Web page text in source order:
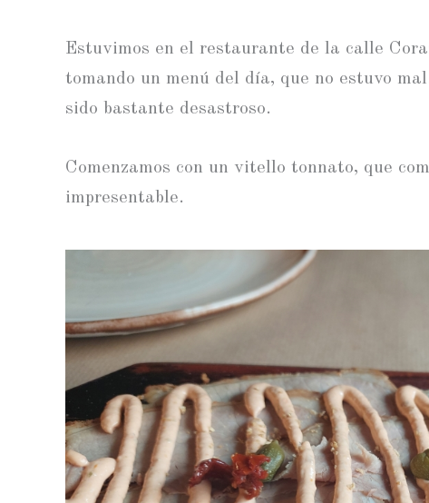
Estuvimos en el restaurante de la calle
tomando un menú del día, que no estuvo
sido bastante desastroso.
Comenzamos con un vitello tonnato, que
impresentable.